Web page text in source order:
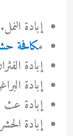
إبادة النمل.
مكافحة
إبادة
إبادة
إبادة
إبادة